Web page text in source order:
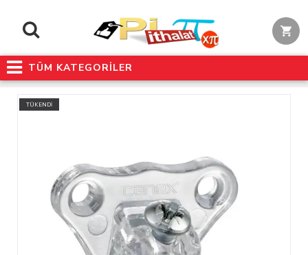
TÜM KATEGORİLER
TÜKENDİ